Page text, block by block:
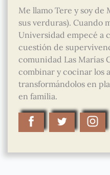
Me llamo Tere y soy
sus verduras). Cuando
Universidad empecé a
cuestión de
comunidad Las Marías
combinar y cocinar los
transformándolos en
en familia.